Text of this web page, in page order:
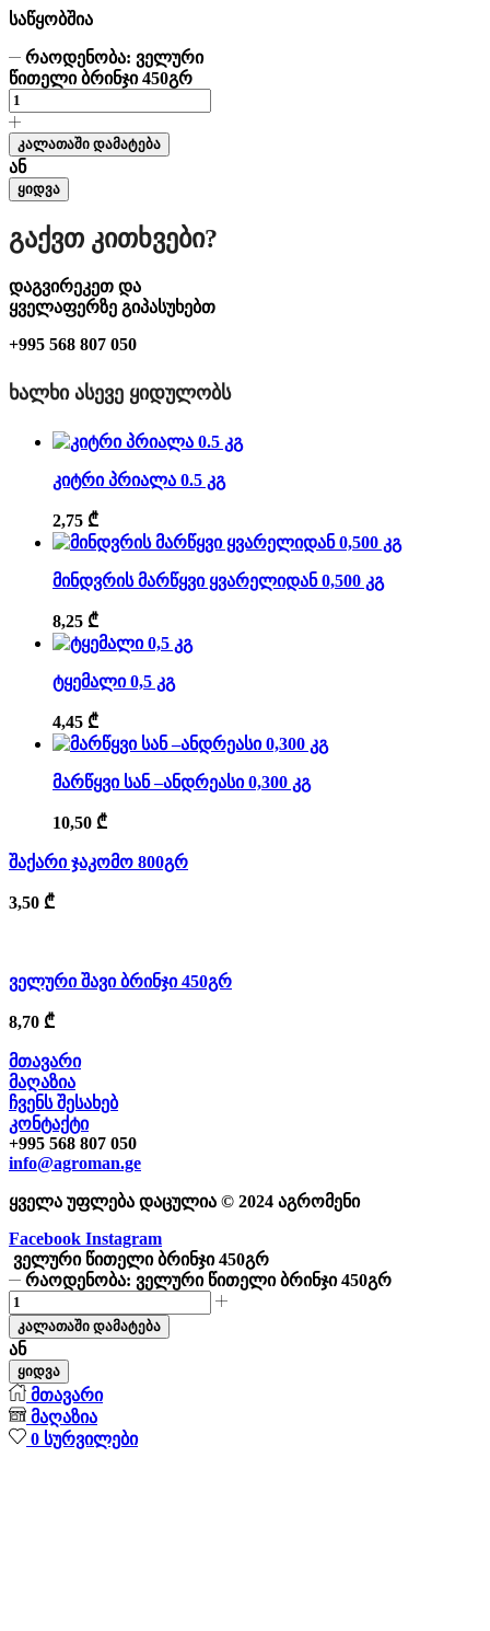
საწყობშია
რაოდენობა: ველური
წითელი ბრინჯი 450გრ
კალათაში დამატება
ან
ყიდვა
Გაქვთ Კითხვები?
დაგვირეკეთ და
ყველაფერზე გიპასუხებთ
+995 568 807 050
ᲮᲐᲚᲮᲘ ᲐᲡᲔᲕᲔ ᲧᲘᲓᲣᲚᲝᲑᲡ
კიტრი პრიალა 0.5 კგ
2,75 ₾
მინდვრის მარწყვი ყვარელიდან 0,500 კგ
8,25 ₾
ტყემალი 0,5 კგ
4,45 ₾
მარწყვი სან –ანდრეასი 0,300 კგ
10,50 ₾
შაქარი ჯაკომო 800გრ
3,50 ₾
ველური შავი ბრინჯი 450გრ
8,70 ₾
მთავარი
მაღაზია
ჩვენს შესახებ
კონტაქტი
+995 568 807 050
info@agroman.ge
ყველა უფლება დაცულია © 2024 აგრომენი
Facebook Instagram
ველური წითელი ბრინჯი 450გრ
რაოდენობა: ველური წითელი ბრინჯი 450გრ
კალათაში დამატება
ან
ყიდვა
მთავარი
მაღაზია
0 სურვილები